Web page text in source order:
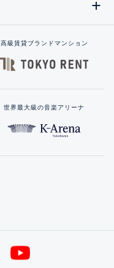
高級賃貸ブランドマンション
世界最大級の音楽アリーナ